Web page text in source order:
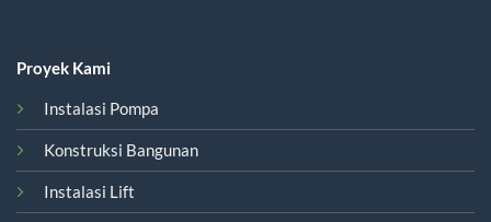
Proyek Kami
Instalasi Pompa
Konstruksi Bangunan
Instalasi Lift